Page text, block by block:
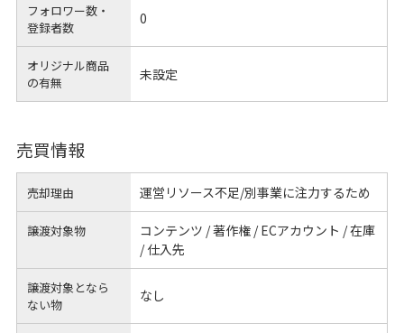
フォロワー数・
登録者数
0
オリジナル商品
の有無
未設定
売買情報
売却理由 運営リソース不足/別事業に注力するため
譲渡対象物
コンテンツ / 著作権 / ECアカウント / 在庫
/ 仕入先
譲渡対象となら
ない物
なし